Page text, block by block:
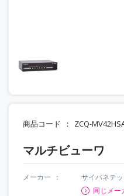
商品コード ZCQ-
マルチビューワ
メーカー
サイバネテッ
同じメー